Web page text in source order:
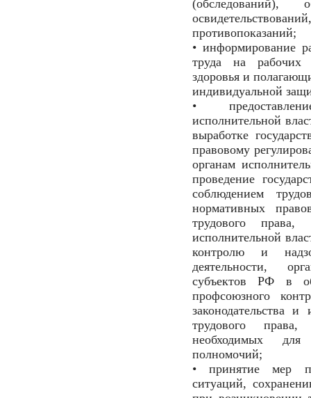
(обследований),
противопоказаний;
• информирование
труда на рабочих
здоровья и
индивидуальной
•
исполнительной
выработке
правовому
органам
проведение
соблюдением
нормативных
трудового права,
исполнительной
контролю и
деятельности,
субъектов РФ в
профсоюзного
законодательства
трудового
необходимых
полномочий;
• принятие мер
ситуаций,